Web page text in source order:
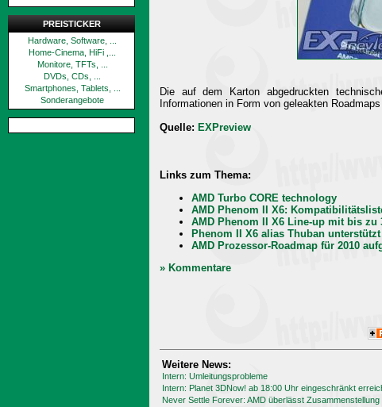
PREISTICKER
Hardware, Software, ...
Home-Cinema, HiFi ,...
Monitore, TFTs, ...
DVDs, CDs, ...
Smartphones, Tablets, ...
Sonderangebote
Die auf dem Karton abgedruckten
Informationen in Form von geleakten
Quelle: EXPreview
Links zum Thema:
AMD Turbo CORE technology
AMD Phenom II X6:
AMD Phenom II X6 Line-up mit bis zu
Phenom II X6 alias Thuban
AMD Prozessor-Roadmap für 2010
» Kommentare
Weitere News:
Intern: Umleitungsprobleme
Intern: Planet 3DNow! ab 18:00 Uhr eingeschränkt
Never Settle Forever: AMD überlässt